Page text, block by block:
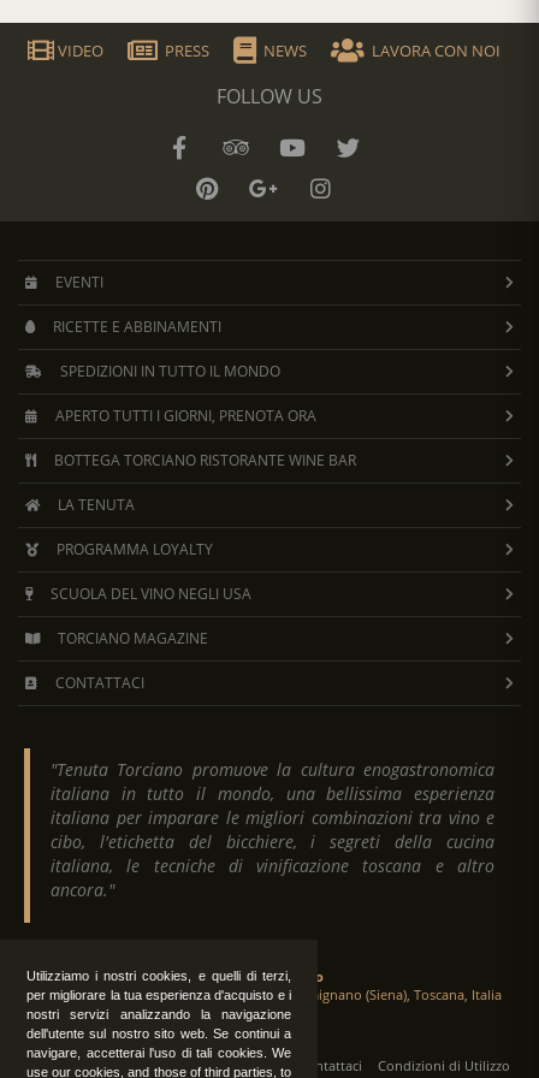
Utilizziamo i nostri cookies, e quelli di terzi,
per migliorare la tua esperienza d'acquisto e i
nostri servizi analizzando la navigazione
dell'utente sul nostro sito web. Se continui a
navigare, accetterai l'uso di tali cookies. We
use our cookies, and those of third parties, to
lunga maturazione, conferisce al Vin Santo una
personalità unica, fatta di equilibrio, eleganza e
profondi legami con la tradizione toscana.
VIDEO PRESS NEWS LAVORA CON NOI
FOLLOW US
EVENTI
RICETTE E ABBINAMENTI
SPEDIZIONI IN TUTTO IL MONDO
APERTO TUTTI I GIORNI, PRENOTA ORA
BOTTEGA TORCIANO RISTORANTE WINE BAR
LA TENUTA
PROGRAMMA LOYALTY
SCUOLA DEL VINO NEGLI USA
TORCIANO MAGAZINE
CONTATTACI
"Tenuta Torciano promuove la cultura enogastronomica
italiana in tutto il mondo, una bellissima esperienza
italiana per imparare le migliori combinazioni tra vino e
cibo, l'etichetta del bicchiere, i segreti della cucina
italiana, le tecniche di vinificazione toscana e altro
ancora."
Tenuta Torciano
Via Crocetta 16, Loc. Ulignano 53037 San Gimignano (Siena), Toscana, Italia
Tutti i diritti sono riservati | Operatori Contattaci Condizioni di Utilizzo